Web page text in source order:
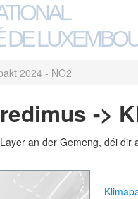
DE
2024 - NO2
->
an der Gemeng, déi